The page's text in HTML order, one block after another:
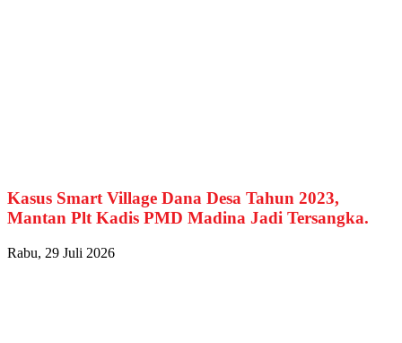
Kasus Smart Village Dana Desa Tahun 2023,
Mantan Plt Kadis PMD Madina Jadi Tersangka.
Rabu, 29 Juli 2026